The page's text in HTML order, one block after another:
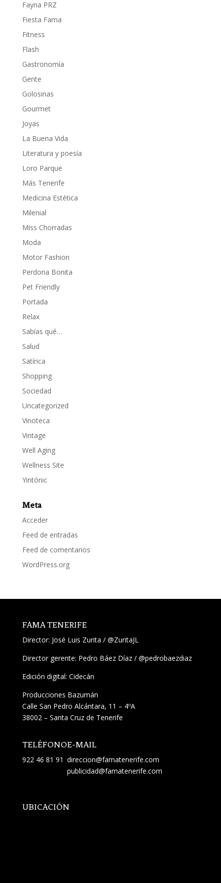
Fayna PRZ
Fiesta Fama
Fitness
Flash
Gastronomía
Gente
Golosinas
Gourmet
Joyas
La Buena Vida
Literatura y poesía
Loro Parque
Más Tenerife
Medicina Estética
Milenial
Miss Chorradas
Moda
Motor Fashion
Perdona Bonita
Pet Friendly
Portada
Relax
Sabías qué…
Salud
Satírica
Shopping
Sociedad
Uncategorized
Vinoteca
Vintage
Well Aging
Wellness Site
Yintónic
Meta
Acceder
Feed de entradas
Feed de comentarios
WordPress.org
FAMA TENERIFE
Director: José Luis Zurita / @ZuritaJL
Director gerente: Pedro Báez Díaz / @pedrobaezdiaz
Edición digital: Cidecán
Producciones Bazumán
Calle San Pedro Alcántara, 11 – 4ºA
38002 – Santa Cruz de Tenerife
TELÉFONO
922 46 81 91
E-MAIL
direccion@famatenerife.com
publicidad@famatenerife.com
UBICACIÓN